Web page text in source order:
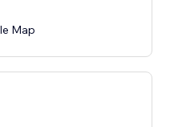
Map